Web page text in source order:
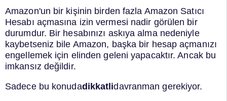
Amazon'un bir kişinin birden fazla Amazon Satıcı
Hesabı açmasına izin vermesi nadir görülen bir
durumdur. Bir hesabınızı askıya alma nedeniyle
kaybetseniz bile Amazon, başka bir hesap açmanızı
engellemek için elinden geleni yapacaktır. Ancak bu
imkansız değildir.
Sadece bu konudadikkatlidavranman gerekiyor.